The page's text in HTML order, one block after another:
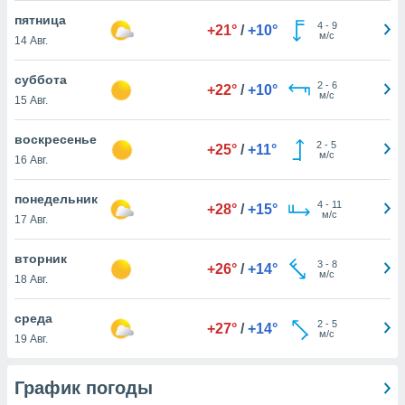
действия
на веб-
основе.
в нашей
cookie
cookie
в
нашего
ВЫ
пятница
14 Авг.
+21° / +10° 4- 9
м/с
суббота
15 Авг.
+22° / +10° 2- 6
м/с
воскресенье
16 Авг.
+25° / +11° 2 -5
м/с
понедельник
17 Авг.
+28° / +15° 4- 11
м/с
вторник
18 Авг.
+26° / +14° 3- 8
м/с
среда
19 Авг.
+27° / +14° 2- 5
м/с
График погоды